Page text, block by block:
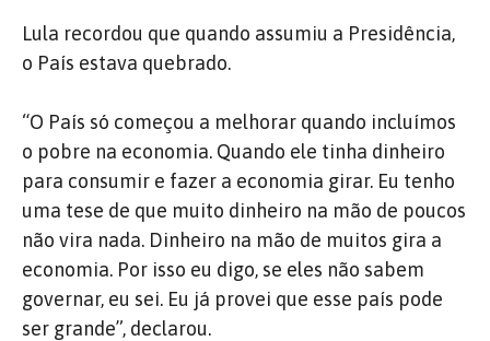
Lula recordou que quando assumiu a Presidência,
o País estava quebrado.
“O País só começou a melhorar quando incluímos
o pobre na economia. Quando ele tinha dinheiro
para consumir e fazer a economia girar. Eu tenho
uma tese de que muito dinheiro na mão de poucos
não vira nada. Dinheiro na mão de muitos gira a
economia. Por isso eu digo, se eles não sabem
governar, eu sei. Eu já provei que esse país pode
ser grande”, declarou.